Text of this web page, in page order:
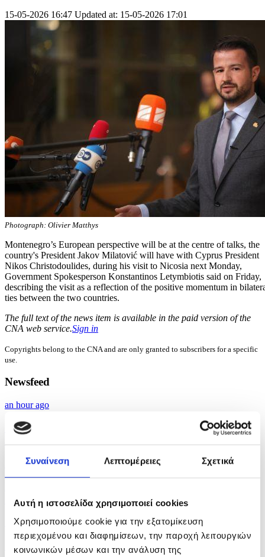
Συναίνεση Λεπτομέρειες Σχετικά
Αυτή η ιστοσελίδα χρησιμοποιεί cookies
Χρησιμοποιούμε cookie για την εξατομίκευση
περιεχομένου και διαφημίσεων, την παροχή λειτουργιών
κοινωνικών μέσων και την ανάλυση της
15-05-2026 16:47 Updated at: 15-05-2026 17:01
Photograph: Olivier Matthys
Montenegro’s European perspective will be at the centre of talks, the
country's President Jakov Milatović will have with Cyprus President
Nikos Christodoulides, during his visit to Nicosia next Monday,
Government Spokesperson Konstantinos Letymbiotis said on Friday,
describing the visit as a reflection of the positive momentum in
ties between the two countries.
The full text of the news item is available in the paid version of the
CNA web service.Sign in
Copyrights belong to the CNA and are only granted to subscribers for a specific
use.
Newsfeed
an hour ago
Cyprus announces support measures for Christian
3 hours ago
Commission...
3 hours ago
Cyprus' GDP at €36.5 billion in 2025, according to...